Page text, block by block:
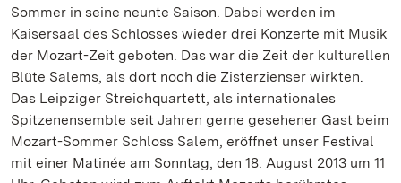
Sommer in seine neunte Saison. Dabei werden im
Kaisersaal des Schlosses wieder drei Konzerte mit Musik
der Mozart-Zeit geboten. Das war die Zeit der kulturellen
Blüte Salems, als dort noch die Zisterzienser wirkten.
Das Leipziger Streichquartett, als internationales
Spitzenensemble seit Jahren gerne gesehener Gast beim
Mozart-Sommer Schloss Salem, eröffnet unser Festival
mit einer Matinée am Sonntag, den 18. August 2013 um 11